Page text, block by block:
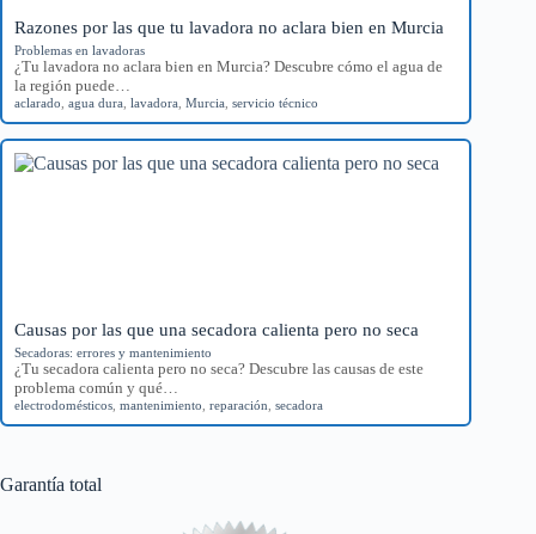
Razones por las que tu lavadora no aclara bien en Murcia
Problemas en lavadoras
¿Tu lavadora no aclara bien en Murcia? Descubre cómo el agua de
la región puede…
aclarado agua dura lavadora Murcia servicio técnico
Causas por las que una secadora calienta pero no seca
Secadoras: errores y mantenimiento
¿Tu secadora calienta pero no seca? Descubre las causas de este
problema común y qué…
electrodomésticos mantenimiento reparación secadora
Garantía total